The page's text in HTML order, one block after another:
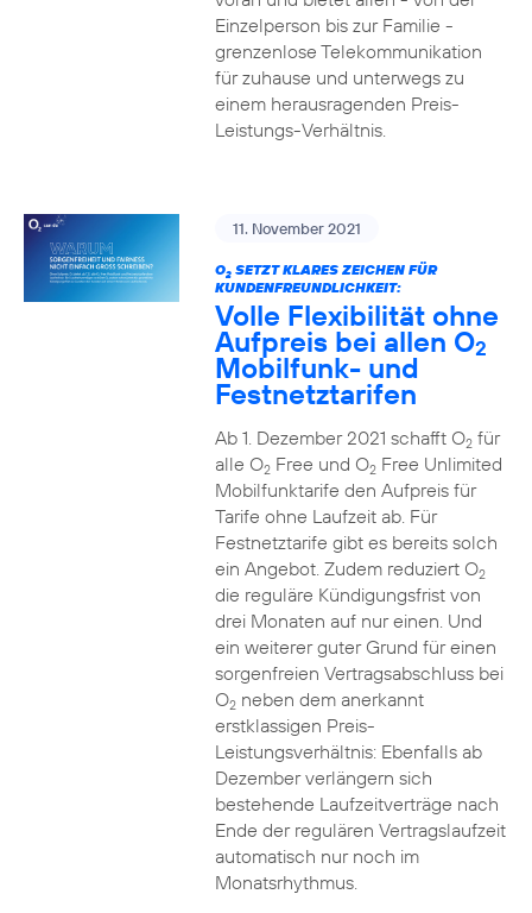
Einzelperson bis zur Familie -
grenzenlose Telekommunikation
für zuhause und unterwegs zu
einem herausragenden Preis-
Leistungs-Verhältnis.
11. November 2021
O2SETZT KLARES ZEICHEN FÜR
KUNDENFREUNDLICHKEIT:
Volle Flexibilität ohne
Aufpreis bei allen O2
Mobilfunk- und
Festnetztarifen
Ab 1. Dezember 2021 schafft O2für
alle O2Free und O2Free Unlimited
Mobilfunktarife den Aufpreis für
Tarife ohne Laufzeit ab. Für
Festnetztarife gibt es bereits solch
ein Angebot. Zudem reduziert O2
die reguläre Kündigungsfrist von
drei Monaten auf nur einen. Und
ein weiterer guter Grund für einen
sorgenfreien Vertragsabschluss bei
O2neben dem anerkannt
erstklassigen Preis-
Leistungsverhältnis: Ebenfalls ab
Dezember verlängern sich
bestehende Laufzeitverträge nach
Ende der regulären Vertragslaufzeit
automatisch nur noch im
Monatsrhythmus.